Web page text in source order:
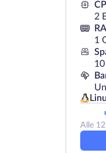
2
1
Alle